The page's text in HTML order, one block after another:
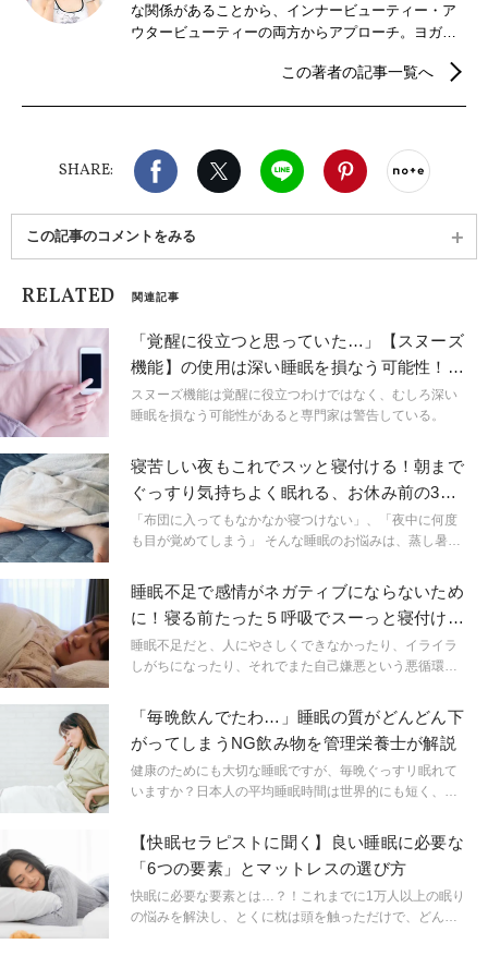
な関係があることから、インナービューティー・ア
ウタービューティーの両方からアプローチ。ヨガイ
ガ、筋膜リリースヨガ、体幹トレーニングに特化し
資格を持つ。ボディメイクや食に関する記事執筆・
イベントをおこない、多角的なサポートを得意とす
『yoga fest』『YOGA JAPAN』でのクラスも担当。
この著者の記事一覧へ
SHARE:
Facebook X（旧twitter）
LINE Pinterest
この記事のコメントをみる
RELATED 関連記事
「覚醒に役立つと思っていた…」【スヌーズ
機能】の使用は深い睡眠を損なう可能性！？
研究結果が示唆
スヌーズ機能は覚醒に役立つわけではなく、むしろ深い
睡眠を損なう可能性があると専門家は警告している。
寝苦しい夜もこれでスッと寝付ける！朝まで
ぐっすり気持ちよく眠れる、お休み前の3ス
テップ
「布団に入ってもなかなか寝つけない」、「夜中に何度
も目が覚めてしまう」 そんな睡眠のお悩みは、蒸し暑く
やさしく整えながら、眠りにスッと導いてくれる夜の3ス
テップ・ルーティンをご紹介します。寝苦しい夜でも、
心地よく深い眠りを手に入れましょう。
睡眠不足で感情がネガティブにならないため
に！寝る前たった５呼吸でスーっと寝付ける
安眠ツボおし
睡眠不足だと、人にやさしくできなかったり、イライラ
しがちになったり、それでまた自己嫌悪という悪循環に
しい。それであれば、睡眠の質を上げるためにできるこ
とを考えていきませんか？
「毎晩飲んでたわ…」睡眠の質がどんどん下
がってしまうNG飲み物を管理栄養士が解説
健康のためにも大切な睡眠ですが、毎晩ぐっすリ眠れて
いますか？日本人の平均睡眠時間は世界的にも短く、睡
まありますが、普段何気なく口にしている飲み物が睡眠
不足に関わっていることも…。ここでは、睡眠不足の人
が避けた方がいい飲み物について解説します。
【快眠セラピストに聞く】良い睡眠に必要な
「6つの要素」とマットレスの選び方
快眠に必要な要素とは…？！これまでに1万人以上の眠り
の悩みを解決し、とくに枕は頭を触っただけで、どんな